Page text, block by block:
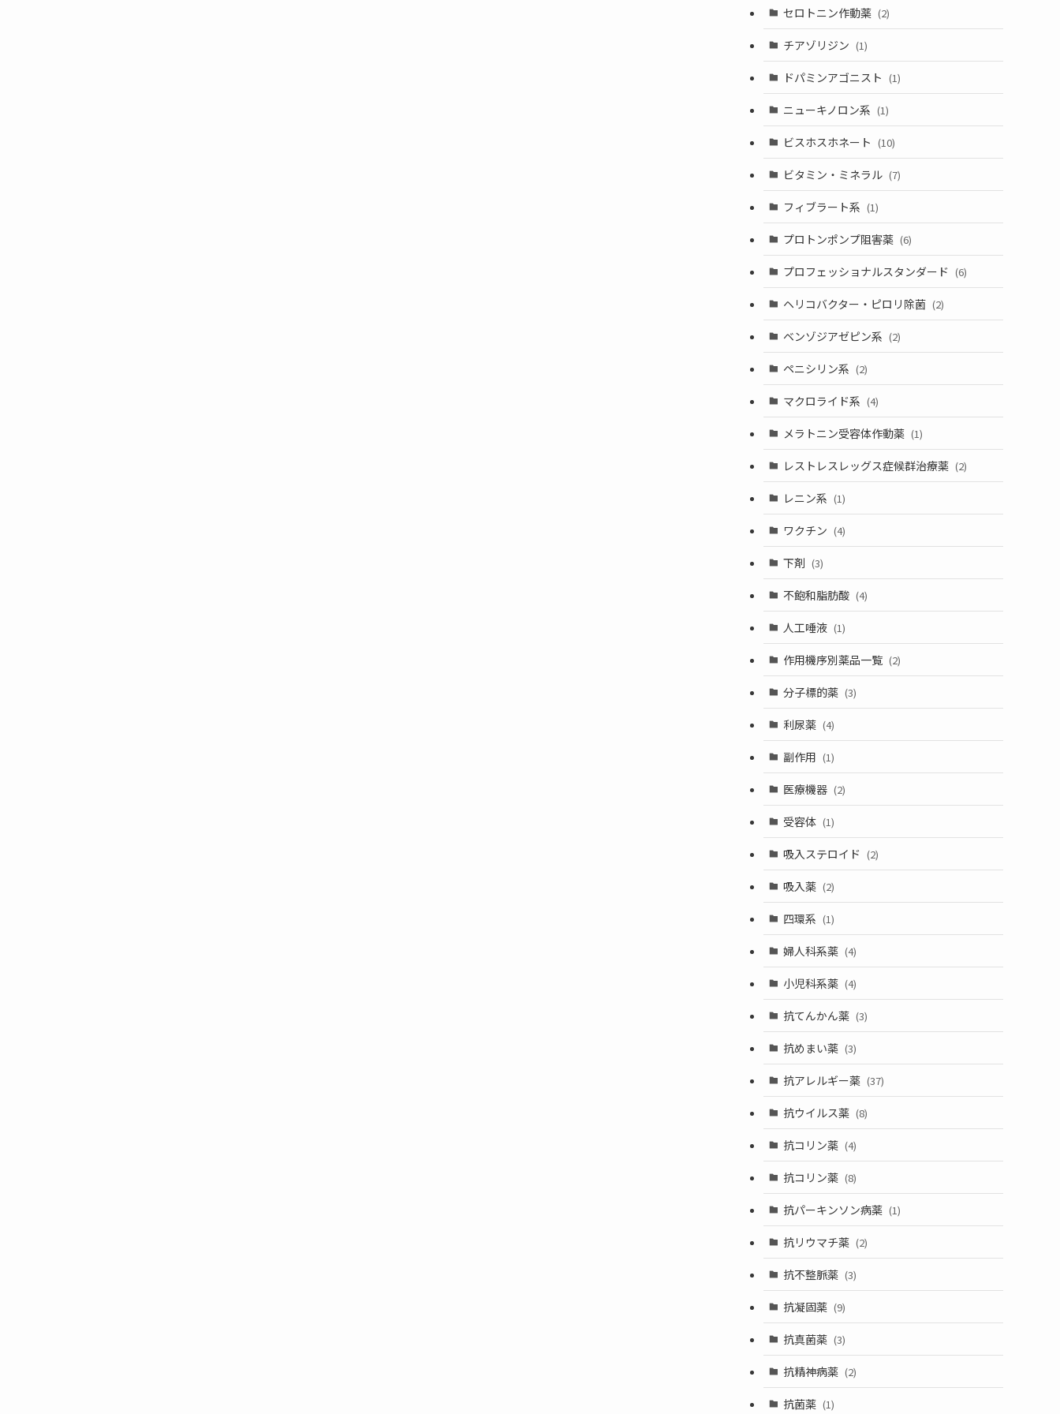
セロトニン作動薬 (2)
チアゾリジン (1)
ドパミンアゴニスト (1)
ニューキノロン系 (1)
ビスホスホネート (10)
ビタミン・ミネラル (7)
フィブラート系 (1)
プロトンポンプ阻害薬 (6)
プロフェッショナルスタンダード (6)
ヘリコバクター・ピロリ除菌 (2)
ベンゾジアゼピン系 (2)
ペニシリン系 (2)
マクロライド系 (4)
メラトニン受容体作動薬 (1)
レストレスレッグス症候群治療薬 (2)
レニン系 (1)
ワクチン (4)
下剤 (3)
不飽和脂肪酸 (4)
人工唾液 (1)
作用機序別薬品一覧 (2)
分子標的薬 (3)
利尿薬 (4)
副作用 (1)
医療機器 (2)
受容体 (1)
吸入ステロイド (2)
吸入薬 (2)
四環系 (1)
婦人科系薬 (4)
小児科系薬 (4)
抗てんかん薬 (3)
抗めまい薬 (3)
抗アレルギー薬 (37)
抗ウイルス薬 (8)
抗コリン薬 (4)
抗コリン薬 (8)
抗パーキンソン病薬 (1)
抗リウマチ薬 (2)
抗不整脈薬 (3)
抗凝固薬 (9)
抗真菌薬 (3)
抗精神病薬 (2)
抗菌薬 (1)